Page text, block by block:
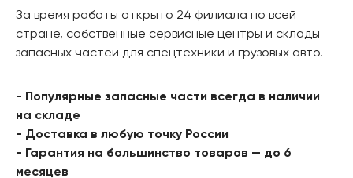
За время работы открыто 24 филиала по всей
стране, собственные сервисные центры и склады
запасных частей для спецтехники и грузовых авто.
- Популярные запасные части всегда в наличии
на складе
- Доставка в любую точку России
- Гарантия на большинство товаров — до 6
месяцев